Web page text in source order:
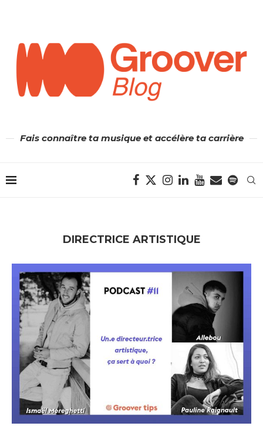
Fais connaître ta musique et accélère ta carrière
DIRECTRICE ARTISTIQUE